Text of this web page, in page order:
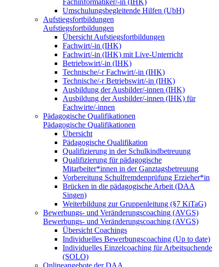
Fachinformatiker/-in (IHK)
Umschulungsbegleitende Hilfen (UbH)
Aufstiegsfortbildungen
Aufstiegsfortbildungen
Übersicht Aufstiegsfortbildungen
Fachwirt/-in (IHK)
Fachwirt/-in (IHK) mit Live-Unterricht
Betriebswirt/-in (IHK)
Technische/-r Fachwirt/-in (IHK)
Technische/-r Betriebswirt/-in (IHK)
Ausbildung der Ausbilder/-innen (IHK)
Ausbildung der Ausbilder/-innen (IHK) für
Fachwirte/-innen
Pädagogische Qualifikationen
Pädagogische Qualifikationen
Übersicht
Pädagogische Qualifikation
Qualifizierung in der Schulkindbetreuung
Qualifizierung für pädagogische
Mitarbeiter*innen in der Ganztagsbetreuung
Vorbereitung Schulfremdenprüfung Erzieher*in
Brücken in die pädagogische Arbeit (DAA
Singen)
Weiterbildung zur Gruppenleitung (§7 KiTaG)
Bewerbungs- und Veränderungscoaching (AVGS)
Bewerbungs- und Veränderungscoaching (AVGS)
Übersicht Coachings
Individuelles Bewerbungscoaching (Up to date)
Individuelles Einzelcoaching für Arbeitsuchende
(SOLO)
Onlineangebote der DAA